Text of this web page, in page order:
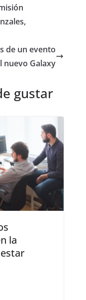
de un evento
nuevo Galaxy
gustar
la